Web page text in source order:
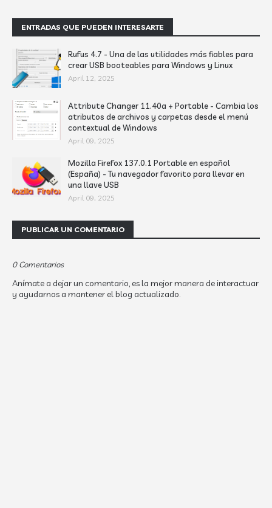
ENTRADAS QUE PUEDEN INTERESARTE
Rufus 4.7 - Una de las utilidades más fiables para
crear USB booteables para Windows y Linux
April 12, 2025
Attribute Changer 11.40a + Portable - Cambia los
atributos de archivos y carpetas desde el menú
contextual de Windows
April 09, 2025
Mozilla Firefox 137.0.1 Portable en español
(España) - Tu navegador favorito para llevar en
una llave USB
April 09, 2025
PUBLICAR UN COMENTARIO
0 Comentarios
Anímate a dejar un comentario, es la mejor manera de interactuar
y ayudarnos a mantener el blog actualizado.